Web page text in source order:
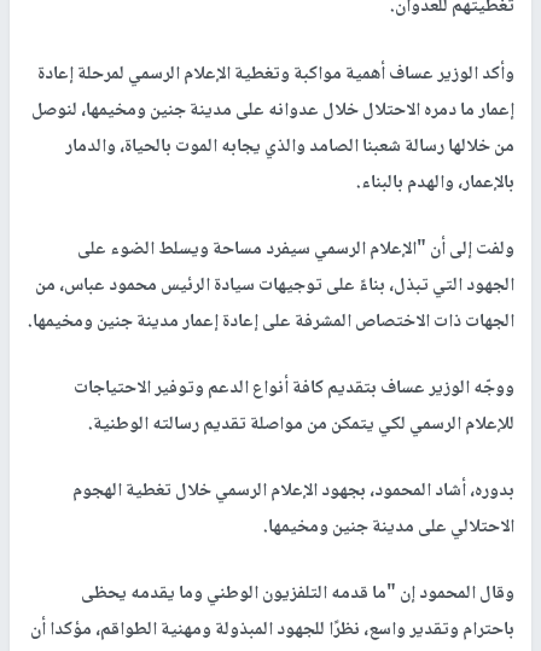
تغطيتهم للعدوان.
وأكد الوزير عساف أهمية مواكبة وتغطية الإعلام الرسمي لمرحلة إعادة
إعمار ما دمره الاحتلال خلال عدوانه على مدينة جنين ومخيمها، لنوصل
من خلالها رسالة شعبنا الصامد والذي يجابه الموت بالحياة، والدمار
بالإعمار، والهدم بالبناء.
ولفت إلى أن "الإعلام الرسمي سيفرد مساحة ويسلط الضوء على
الجهود التي تبذل، بناءً على توجيهات سيادة الرئيس محمود عباس، من
الجهات ذات الاختصاص المشرفة على إعادة إعمار مدينة جنين ومخيمها.
ووجّه الوزير عساف بتقديم كافة أنواع الدعم وتوفير الاحتياجات
للإعلام الرسمي لكي يتمكن من مواصلة تقديم رسالته الوطنية.
بدوره، أشاد المحمود، بجهود الإعلام الرسمي خلال تغطية الهجوم
الاحتلالي على مدينة جنين ومخيمها.
وقال المحمود إن "ما قدمه التلفزيون الوطني وما يقدمه يحظى
باحترام وتقدير واسع، نظرًا للجهود المبذولة ومهنية الطواقم، مؤكدا أن